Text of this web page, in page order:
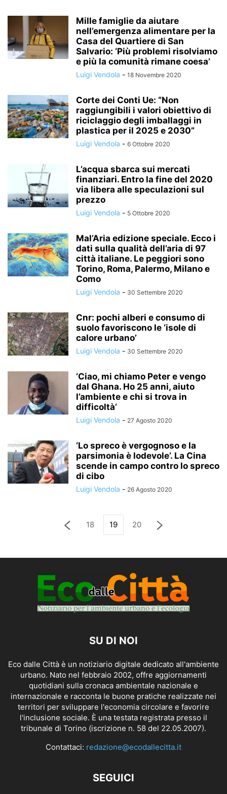
Mille famiglie da aiutare
nell’emergenza alimentare per la
Casa del Quartiere di San
Salvario: ‘Più problemi risolviamo
e più la comunità rimane coesa’
Luigi Vendola - 18 Novembre 2020
Corte dei Conti Ue: “Non
raggiungibili i valori obiettivo di
riciclaggio degli imballaggi in
plastica per il 2025 e 2030”
Luigi Vendola - 6 Ottobre 2020
L’acqua sbarca sui mercati
finanziari. Entro la fine del 2020
via libera alle speculazioni sul
prezzo
Luigi Vendola - 5 Ottobre 2020
Mal’Aria edizione speciale. Ecco i
dati sulla qualità dell’aria di 97
città italiane. Le peggiori sono
Torino, Roma, Palermo, Milano e
Como
Luigi Vendola - 30 Settembre 2020
Cnr: pochi alberi e consumo di
suolo favoriscono le ‘isole di
calore urbano’
Luigi Vendola - 30 Settembre 2020
‘Ciao, mi chiamo Peter e vengo
dal Ghana. Ho 25 anni, aiuto
l’ambiente e chi si trova in
difficoltà’
Luigi Vendola - 27 Agosto 2020
‘Lo spreco è vergognoso e la
parsimonia è lodevole’. La Cina
scende in campo contro lo spreco
di cibo
Luigi Vendola - 26 Agosto 2020
18 19 20
SU DI NOI
Eco dalle Città è un notiziario digitale dedicato all'ambiente
urbano. Nato nel febbraio 2002, offre aggiornamenti
quotidiani sulla cronaca ambientale nazionale e
internazionale e racconta le buone pratiche realizzate nei
territori per sviluppare l'economia circolare e favorire
l'inclusione sociale. È una testata registrata presso il
tribunale di Torino (iscrizione n. 58 del 22.05.2007).
Contattaci: redazione@ecodallecitta.it
SEGUICI